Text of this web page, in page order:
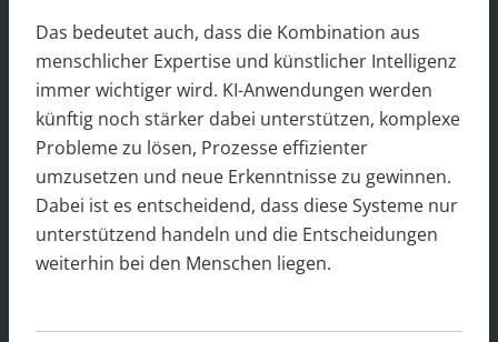
Das bedeutet auch, dass die Kombination aus
menschlicher Expertise und künstlicher Intelligenz
immer wichtiger wird. KI-Anwendungen werden
künftig noch stärker dabei unterstützen, komplexe
Probleme zu lösen, Prozesse effizienter
umzusetzen und neue Erkenntnisse zu gewinnen.
Dabei ist es entscheidend, dass diese Systeme nur
unterstützend handeln und die Entscheidungen
weiterhin bei den Menschen liegen.